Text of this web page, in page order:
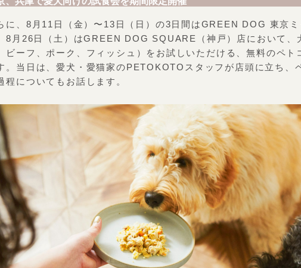
に、8月11日（金）〜13日（日）の3日間はGREEN DOG 東京
8月26日（土）はGREEN DOG SQUARE（神戸）店において、
ビーフ、ポーク、フィッシュ）をお試しいただける、無料のペト
。当日は、愛犬・愛猫家のPETOKOTOスタッフが店頭に立ち、
程についてもお話します。